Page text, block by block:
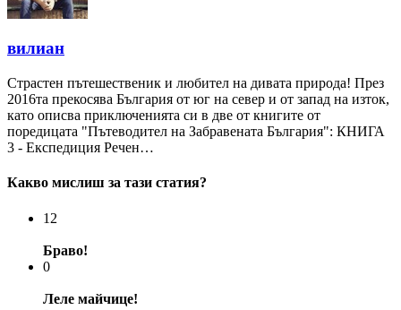
вилиан
Страстен пътешественик и любител на дивата природа! През
2016та прекосява България от юг на север и от запад на изток,
като описва приключенията си в две от книгите от
поредицата "Пътеводител на Забравената България": КНИГА
3 - Експедиция Речен…
Какво мислиш за тази статия?
12
Браво!
0
Леле майчице!